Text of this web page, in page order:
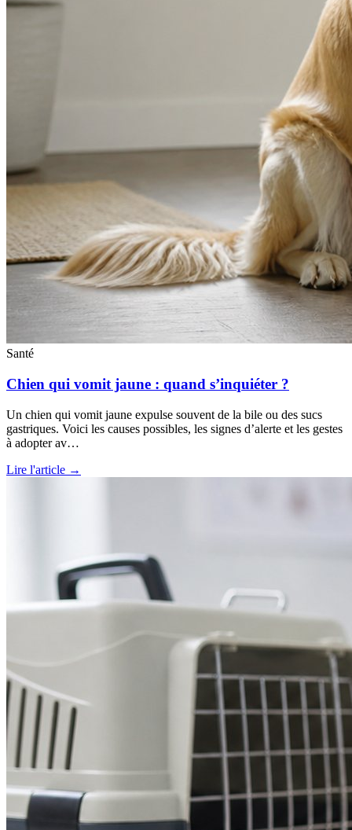
Santé
Chien qui vomit jaune : quand s’inquiéter ?
Un chien qui vomit jaune expulse souvent de la bile ou des sucs
gastriques. Voici les causes possibles, les signes d’alerte et les gestes
à adopter av…
Lire l'article →